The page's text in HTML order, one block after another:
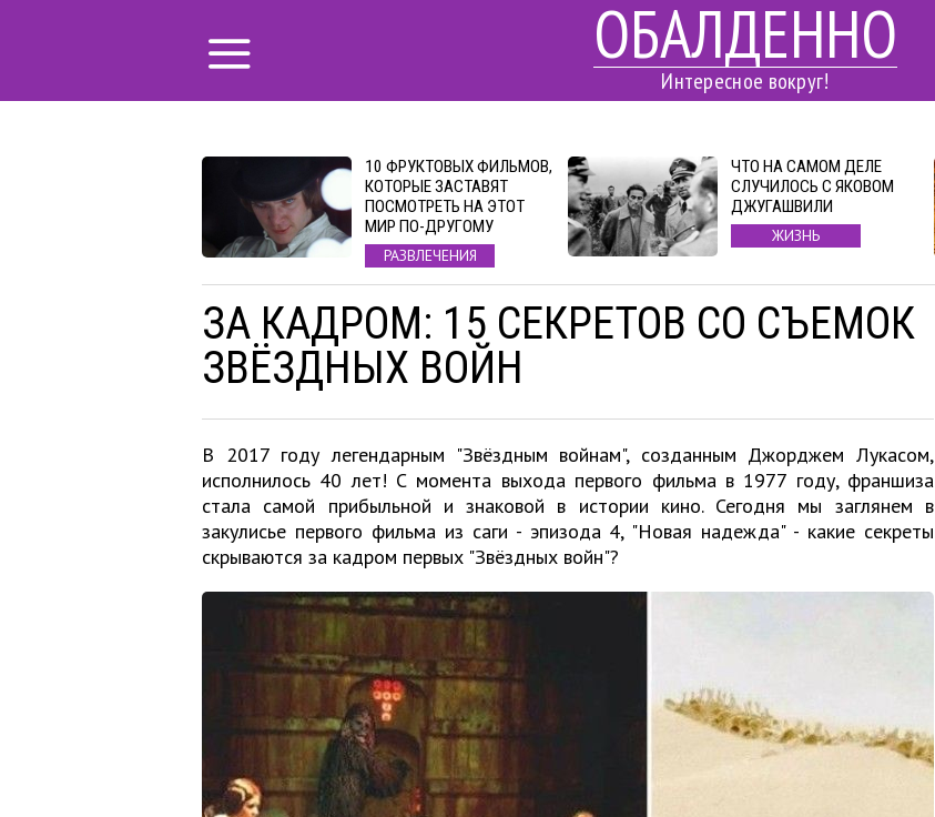
ОБАЛДЕННО
Интересное вокруг!
10 ФРУКТОВЫХ ФИЛЬМОВ,
КОТОРЫЕ ЗАСТАВЯТ
ПОСМОТРЕТЬ НА ЭТОТ
МИР ПО-ДРУГОМУ
РАЗВЛЕЧЕНИЯ
ЧТО НА САМОМ ДЕЛЕ
СЛУЧИЛОСЬ С ЯКОВОМ
ДЖУГАШВИЛИ
ЖИЗНЬ
ЗА КАДРОМ: 15 СЕКРЕТОВ СО СЪЕМОК
ЗВЁЗДНЫХ ВОЙН
В 2017 году легендарным "Звёздным войнам", созданным Джорджем Лукасом,
исполнилось 40 лет! С момента выхода первого фильма в 1977 году, франшиза
стала самой прибыльной и знаковой в истории кино. Сегодня мы заглянем в
закулисье первого фильма из саги - эпизода 4, "Новая надежда" - какие секреты
скрываются за кадром первых "Звёздных войн"?